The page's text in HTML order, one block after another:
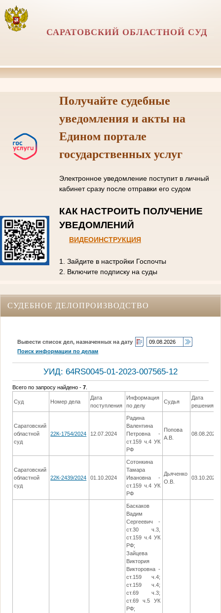
САРАТОВСКИЙ ОБЛАСТНОЙ СУД
Получайте судебные
уведомления и акты на
Едином портале
государственных услуг
Электронное уведомление поступит в личный
кабинет сразу после отправки его судом
КАК НАСТРОИТЬ ПОЛУЧЕНИЕ
УВЕДОМЛЕНИЙ
ВИДЕОИНСТРУКЦИЯ
1. Зайдите в настройки Госпочты
2. Включите подписку на суды
СУДЕБНОЕ ДЕЛОПРОИЗВОДСТВО
Вывести список дел, назначенных на дату
Поиск информации по делам
УИД: 64RS0045-01-2023-007565-12
Всего по запросу найдено -7
Суд Номер дела
Дата
поступления
Информация
по делу
Судья
Дата
решения
Саратовский
областной
суд
22К-1754/2024 12.07.2024
Радина
Валентина
Петровна -
ст.159 ч.4 УК
РФ
Попова
А.В.
08.08.2024
Саратовский
областной
суд
22К-2439/2024 01.10.2024
Сотонкина
Тамара
Ивановна -
ст.159 ч.4 УК
РФ
Дьяченко
О.В.
03.10.2024
Баскаков
Вадим
Сергеевич -
ст.30 ч.3,
ст.159 ч.4 УК
РФ;
Зайцева
Виктория
Викторовна -
ст.159 ч.4;
ст.159 ч.4;
ст.69 ч.3;
ст.69 ч.5 УК
РФ;